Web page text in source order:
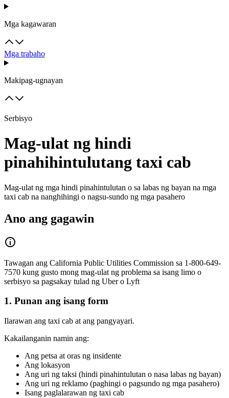
Mga kagawaran
Mga trabaho
Makipag-ugnayan
Serbisyo
Mag-ulat ng hindi
pinahihintulutang taxi cab
Mag-ulat ng mga hindi pinahintulutan o sa labas ng bayan na mga
taxi cab na nanghihingi o nagsu-sundo ng mga pasahero
Ano ang gagawin
Tawagan ang California Public Utilities Commission sa 1-800-649-
7570 kung gusto mong mag-ulat ng problema sa isang limo o
serbisyo sa pagsakay tulad ng Uber o Lyft
1. Punan ang isang form
Ilarawan ang taxi cab at ang pangyayari.
Kakailanganin namin ang:
Ang petsa at oras ng insidente
Ang lokasyon
Ang uri ng taksi (hindi pinahintulutan o nasa labas ng bayan)
Ang uri ng reklamo (paghingi o pagsundo ng mga pasahero)
Isang paglalarawan ng taxi cab